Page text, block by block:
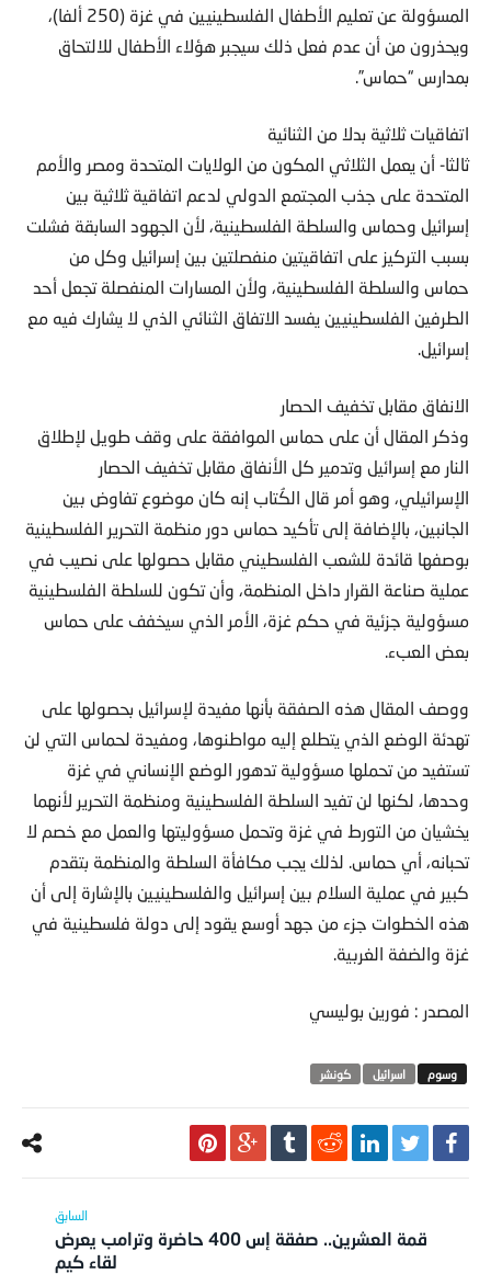
المسؤولة عن تعليم الأطفال الفلسطينيين في غزة (250 ألفا)،
ويحذرون من أن عدم فعل ذلك سيجبر هؤلاء الأطفال للالتحاق
بمدارس “حماس”.
اتفاقيات ثلاثية بدلا من الثنائية
ثالثا- أن يعمل الثلاثي المكون من الولايات المتحدة ومصر والأمم
المتحدة على جذب المجتمع الدولي لدعم اتفاقية ثلاثية بين
إسرائيل وحماس والسلطة الفلسطينية، لأن الجهود السابقة فشلت
بسبب التركيز على اتفاقيتين منفصلتين بين إسرائيل وكل من
حماس والسلطة الفلسطينية، ولأن المسارات المنفصلة تجعل أحد
الطرفين الفلسطينيين يفسد الاتفاق الثنائي الذي لا يشارك فيه مع
إسرائيل.
الانفاق مقابل تخفيف الحصار
وذكر المقال أن على حماس الموافقة على وقف طويل لإطلاق
النار مع إسرائيل وتدمير كل الأنفاق مقابل تخفيف الحصار
الإسرائيلي، وهو أمر قال الكُتاب إنه كان موضوع تفاوض بين
الجانبين، بالإضافة إلى تأكيد حماس دور منظمة التحرير الفلسطينية
بوصفها قائدة للشعب الفلسطيني مقابل حصولها على نصيب في
عملية صناعة القرار داخل المنظمة، وأن تكون للسلطة الفلسطينية
مسؤولية جزئية في حكم غزة، الأمر الذي سيخفف على حماس
بعض العبء.
ووصف المقال هذه الصفقة بأنها مفيدة لإسرائيل بحصولها على
تهدئة الوضع الذي يتطلع إليه مواطنوها، ومفيدة لحماس التي لن
تستفيد من تحملها مسؤولية تدهور الوضع الإنساني في غزة
وحدها، لكنها لن تفيد السلطة الفلسطينية ومنظمة التحرير لأنهما
يخشيان من التورط في غزة وتحمل مسؤوليتها والعمل مع خصم لا
تحبانه، أي حماس. لذلك يجب مكافأة السلطة والمنظمة بتقدم
كبير في عملية السلام بين إسرائيل والفلسطينيين بالإشارة إلى أن
هذه الخطوات جزء من جهد أوسع يقود إلى دولة فلسطينية في
غزة والضفة الغربية.
المصدر : فورين بوليسي
اسرائيل كونشر
قمة العشرين.. صفقة إس 400 حاضرة وترامب يعرض
لقاء كيم